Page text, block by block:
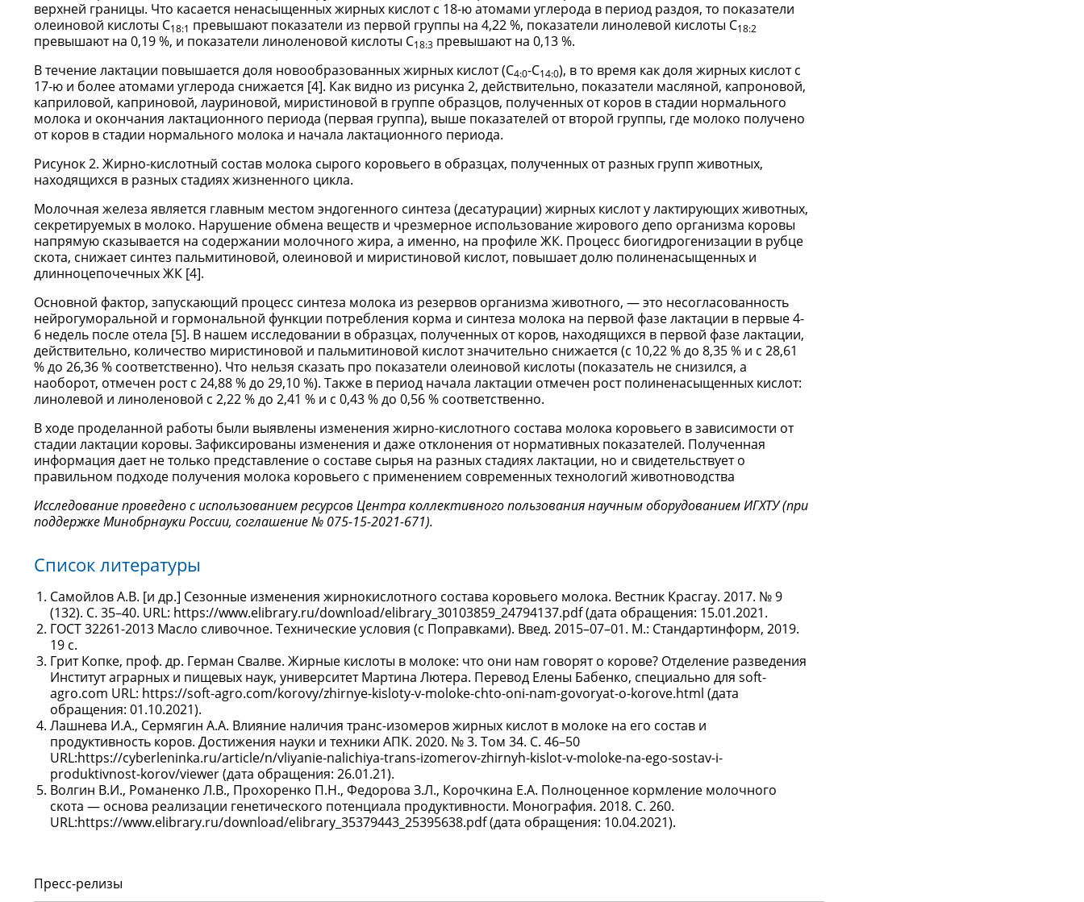
верхней границы. Что касается ненасыщенных жирных кислот с 18-ю атомами углерода в период раздоя, то показатели
олеиновой кислоты С18:1 превышают показатели из первой группы на 4,22 %, показатели линолевой кислоты С18:2
превышают на 0,19 %, и показатели линоленовой кислоты С18:3 превышают на 0,13 %.
В течение лактации повышается доля новообразованных жирных кислот (С4:0-С14:0), в то время как доля жирных кислот с
17-ю и более атомами углерода снижается [4]. Как видно из рисунка 2, действительно, показатели масляной, капроновой,
каприловой, каприновой, лауриновой, миристиновой в группе образцов, полученных от коров в стадии нормального
молока и окончания лактационного периода (первая группа), выше показателей от второй группы, где молоко получено
от коров в стадии нормального молока и начала лактационного периода.
Рисунок 2. Жирно-кислотный состав молока сырого коровьего в образцах, полученных от разных групп животных,
находящихся в разных стадиях жизненного цикла.
Молочная железа является главным местом эндогенного синтеза (десатурации) жирных кислот у лактирующих животных,
секретируемых в молоко. Нарушение обмена веществ и чрезмерное использование жирового депо организма коровы
напрямую сказывается на содержании молочного жира, а именно, на профиле ЖК. Процесс биогидрогенизации в рубце
скота, снижает синтез пальмитиновой, олеиновой и миристиновой кислот, повышает долю полиненасыщенных и
длинноцепочечных ЖК [4].
Основной фактор, запускающий процесс синтеза молока из резервов организма животного, — это несогласованность
нейрогуморальной и гормональной функции потребления корма и синтеза молока на первой фазе лактации в первые 4-
6 недель после отела [5]. В нашем исследовании в образцах, полученных от коров, находящихся в первой фазе лактации,
действительно, количество миристиновой и пальмитиновой кислот значительно снижается (с 10,22 % до 8,35 % и с 28,61
% до 26,36 % соответственно). Что нельзя сказать про показатели олеиновой кислоты (показатель не снизился, а
наоборот, отмечен рост с 24,88 % до 29,10 %). Также в период начала лактации отмечен рост полиненасыщенных кислот:
линолевой и линоленовой с 2,22 % до 2,41 % и с 0,43 % до 0,56 % соответственно.
В ходе проделанной работы были выявлены изменения жирно-кислотного состава молока коровьего в зависимости от
стадии лактации коровы. Зафиксированы изменения и даже отклонения от нормативных показателей. Полученная
информация дает не только представление о составе сырья на разных стадиях лактации, но и свидетельствует о
правильном подходе получения молока коровьего с применением современных технологий животноводства
Исследование проведено с использованием ресурсов Центра коллективного пользования научным оборудованием ИГХТУ (при
поддержке Минобрнауки России, соглашение № 075-15-2021-671).
Список литературы
Самойлов А.В. [и др.] Сезонные изменения жирнокислотного состава коровьего молока. Вестник Красгау. 2017. № 9
(132). С. 35–40. URL: https://www.elibrary.ru/download/elibrary_30103859_24794137.pdf (дата обращения: 15.01.2021.
ГОСТ 32261-2013 Масло сливочное. Технические условия (с Поправками). Введ. 2015–07–01. М.: Стандартинформ, 2019.
19 с.
Грит Копке, проф. др. Герман Свалве. Жирные кислоты в молоке: что они нам говорят о корове? Отделение разведения
Институт аграрных и пищевых наук, университет Мартина Лютера. Перевод Елены Бабенко, специально для soft-
agro.com URL: https://soft-agro.com/korovy/zhirnye-kisloty-v-moloke-chto-oni-nam-govoryat-o-korove.html (дата
обращения: 01.10.2021).
Лашнева И.А., Сермягин А.А. Влияние наличия транс-изомеров жирных кислот в молоке на его состав и
продуктивность коров. Достижения науки и техники АПК. 2020. № 3. Том 34. С. 46–50
URL:https://cyberleninka.ru/article/n/vliyanie-nalichiya-trans-izomerov-zhirnyh-kislot-v-moloke-na-ego-sostav-i-
produktivnost-korov/viewer (дата обращения: 26.01.21).
Волгин В.И., Романенко Л.В., Прохоренко П.Н., Федорова З.Л., Корочкина Е.А. Полноценное кормление молочного
скота — основа реализации генетического потенциала продуктивности. Монография. 2018. С. 260.
URL:https://www.elibrary.ru/download/elibrary_35379443_25395638.pdf (дата обращения: 10.04.2021).
Пресс-релизы